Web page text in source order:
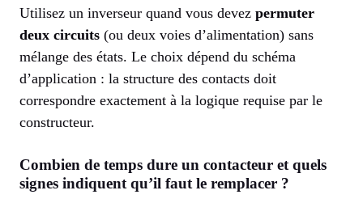
Utilisez un inverseur quand vous devez permuter
deux circuits (ou deux voies d’alimentation) sans
mélange des états. Le choix dépend du schéma
d’application : la structure des contacts doit
correspondre exactement à la logique requise par le
constructeur.
Combien de temps dure un contacteur et quels
signes indiquent qu’il faut le remplacer ?